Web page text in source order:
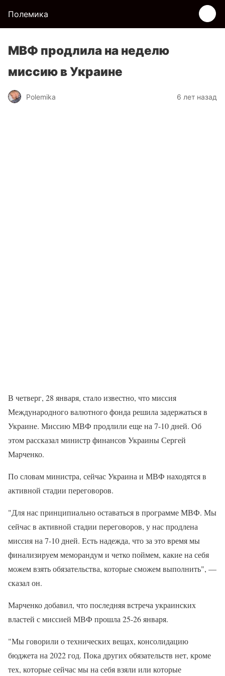
Полемика
МВФ продлила на неделю
миссию в Украине
Polemika 6 лет назад
В четверг, 28 января, стало известно, что миссия
Международного валютного фонда решила задержаться в
Украине. Миссию МВФ продлили еще на 7-10 дней. Об
этом рассказал министр финансов Украины Сергей
Марченко.
По словам министра, сейчас Украина и МВФ находятся в
активной стадии переговоров.
"Для нас принципиально оставаться в программе МВФ. Мы
сейчас в активной стадии переговоров, у нас продлена
миссия на 7-10 дней. Есть надежда, что за это время мы
финализируем меморандум и четко поймем, какие на себя
можем взять обязательства, которые сможем выполнить", —
сказал он.
Марченко добавил, что последняя встреча украинских
властей с миссией МВФ прошла 25-26 января.
"Мы говорили о технических вещах, консолидацию
бюджета на 2022 год. Пока других обязательств нет, кроме
тех, которые сейчас мы на себя взяли или которые